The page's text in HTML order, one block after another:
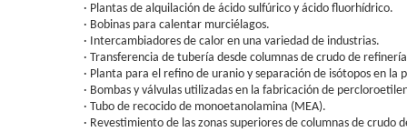
· Plantas de alquilación de ácido sulfúrico y ácido fluorhídrico.
· Bobinas para calentar murciélagos.
· Intercambiadores de calor en una variedad de industrias.
· Transferencia de tubería desde columnas de crudo de
· Planta para el refino de uranio y separación de isótopos en la
· Bombas y válvulas utilizadas en la fabricación de
· Tubo de recocido de monoetanolamina (MEA).
· Revestimiento de las zonas superiores de columnas de crudo